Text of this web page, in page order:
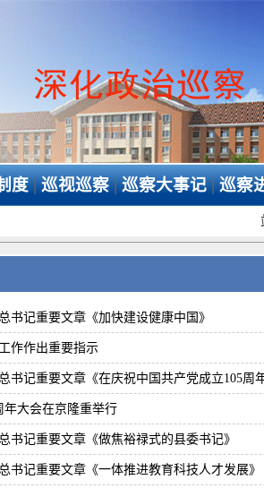
度|巡视巡察|巡察大事记|巡察
书记重要文章《加快建设健康中国》
作作出重要指示
书记重要文章《在庆祝中国共产党成立105周
年大会在京隆重举行
书记重要文章《做焦裕禄式的县委书记》
书记重要文章《一体推进教育科技人才发展》